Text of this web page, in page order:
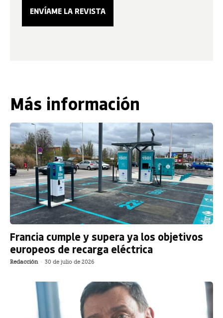
Más información
Francia cumple y supera ya los objetivos
europeos de recarga eléctrica
Redacción - 30 de julio de 2026